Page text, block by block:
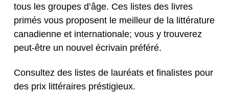
tous les groupes d’âge. Ces listes des livres
primés vous proposent le meilleur de la littérature
canadienne et internationale; vous y trouverez
peut-être un nouvel écrivain préféré.
Consultez des listes de lauréats et finalistes pour
des prix littéraires préstigieux.